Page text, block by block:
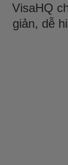
VisaHQ
giản, dễ